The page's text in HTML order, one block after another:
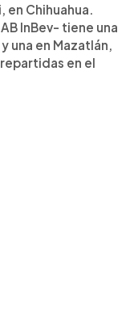
en Chihuahua.
InBev- tiene una
una en Mazatlán,
en el